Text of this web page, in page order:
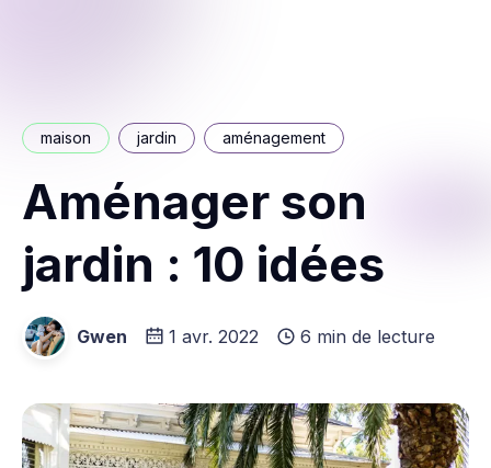
maison jardin aménagement
Aménager son
jardin : 10 idées
Gwen 1 avr. 2022 6 min de lecture